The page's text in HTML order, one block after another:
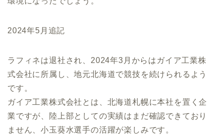
2024年5月追記
ラフィネは退社され、2024年3月からはガイア工業株
式会社に所属し、地元北海道で競技を続けられるよう
です。
ガイア工業株式会社とは、北海道札幌に本社を置く企
業ですが、陸上部としての実績はまだ確認できており
ません、小玉葵水選手の活躍が楽しみです。